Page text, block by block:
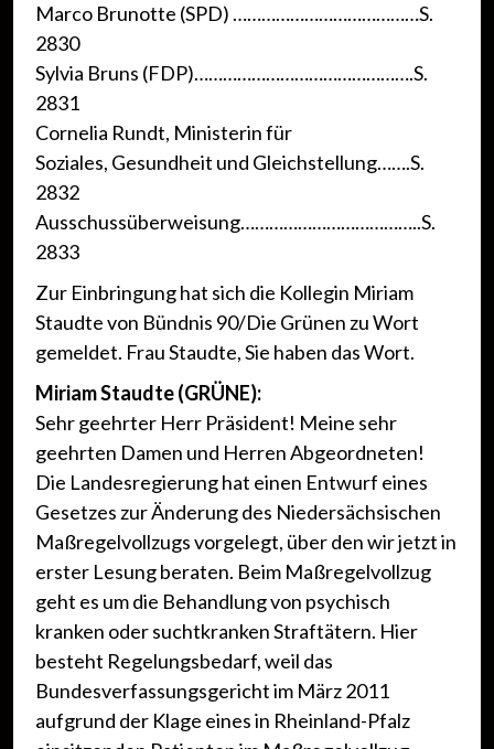
Marco Brunotte (SPD) …………………………………S.
2830
Sylvia Bruns (FDP)……………………………………….S.
2831
Cornelia Rundt, Ministerin für
Soziales, Gesundheit und Gleichstellung…….S.
2832
Ausschussüberweisung………………………………..S.
2833
Zur Einbringung hat sich die Kollegin Miriam
Staudte von Bündnis 90/Die Grünen zu Wort
gemeldet. Frau Staudte, Sie haben das Wort.
Miriam Staudte (GRÜNE):
Sehr geehrter Herr Präsident! Meine sehr
geehrten Damen und Herren Abgeordneten!
Die Landesregierung hat einen Entwurf eines
Gesetzes zur Änderung des Niedersächsischen
Maßregelvollzugs vorgelegt, über den wir jetzt in
erster Lesung beraten. Beim Maßregelvollzug
geht es um die Behandlung von psychisch
kranken oder suchtkranken Straftätern. Hier
besteht Regelungsbedarf, weil das
Bundesverfassungsgericht im März 2011
aufgrund der Klage eines in Rheinland-Pfalz